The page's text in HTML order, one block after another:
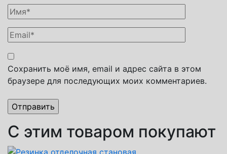
Сохранить моё имя, email и адрес сайта в этом
браузере для последующих моих комментариев.
С этим товаром покупают